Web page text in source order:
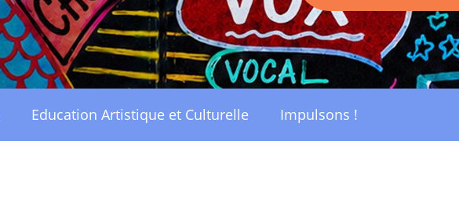
Education Artistique et Culturelle Impulsons !